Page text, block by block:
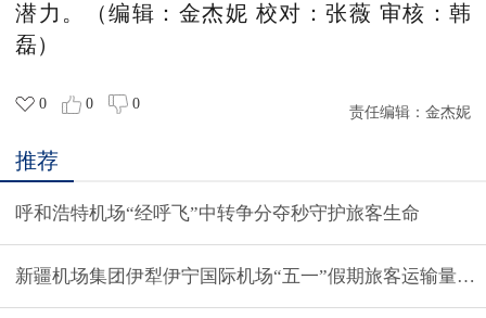
潜力。（编辑：金杰妮 校对：张薇 审核：韩
磊）
0 0 0
责任编辑： 金杰妮
推荐
呼和浩特机场“经呼飞”中转争分夺秒守护旅客生命
新疆机场集团伊犁伊宁国际机场“五一”假期旅客运输量平